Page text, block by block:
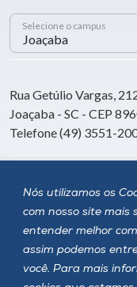
Nós utilizamos os
com nosso site mais
entender melhor
assim podemos
você. Para mais
Selecione o campus
Rua Getúlio Vargas,
Joaçaba - SC - CEP
Telefone (49) 3551-
Siga a